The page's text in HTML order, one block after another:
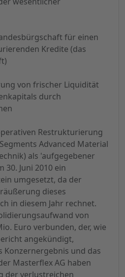
für einen
Kredite (das
von frischer Liquidität
durch
Restrukturierung
Advanced Material
als 'aufgegebener
30. Juni 2010 ein
umgesetzt, da der
dieses
in diesem Jahr rechnet.
von
Euro verbunden, der, wie
angekündigt,
Konzernergebnis und das
Masterflex AG haben
der verlustreichen